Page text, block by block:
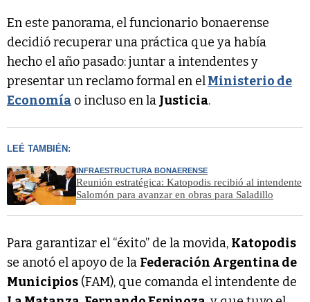
En este panorama, el funcionario bonaerense
decidió recuperar una práctica que ya había
hecho el año pasado: juntar a intendentes y
presentar un reclamo formal en elMinisterio de
Economía o incluso en la Justicia.
LEÉ TAMBIÉN:
INFRAESTRUCTURA BONAERENSE
Reunión estratégica: Katopodis recibió al intendente
Salomón para avanzar en obras para Saladillo
Para garantizar el “éxito” de la movida, Katopodis
se anotó el apoyo de la Federación Argentina de
Municipios (FAM), que comanda el intendente de